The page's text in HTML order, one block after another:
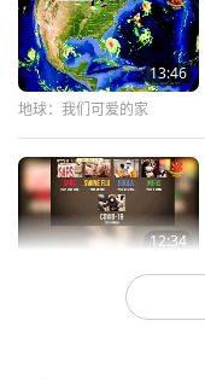
13:46
地球：我们可爱的家
12:34
地球：我们可爱的家